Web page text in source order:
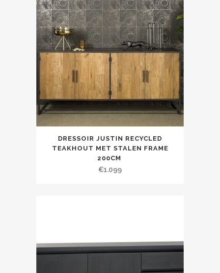
DRESSOIR JUSTIN RECYCLED
TEAKHOUT MET STALEN FRAME
200CM
€1.099